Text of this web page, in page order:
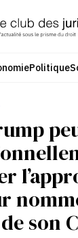
Politique
son